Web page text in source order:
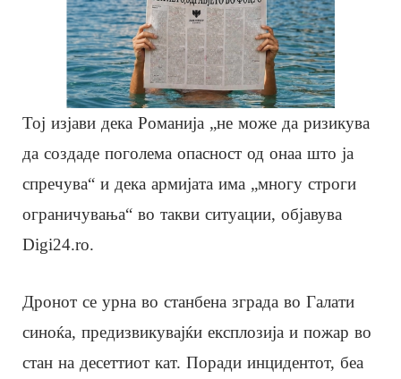
Тој изјави дека Романија „не може да ризикува
да создаде поголема опасност од онаа што ја
спречува“ и дека армијата има „многу строги
ограничувања“ во такви ситуации, објавува
Digi24.ro.
Дронот се урна во станбена зграда во Галати
синоќа, предизвикувајќи експлозија и пожар во
стан на десеттиот кат. Поради инцидентот, беа